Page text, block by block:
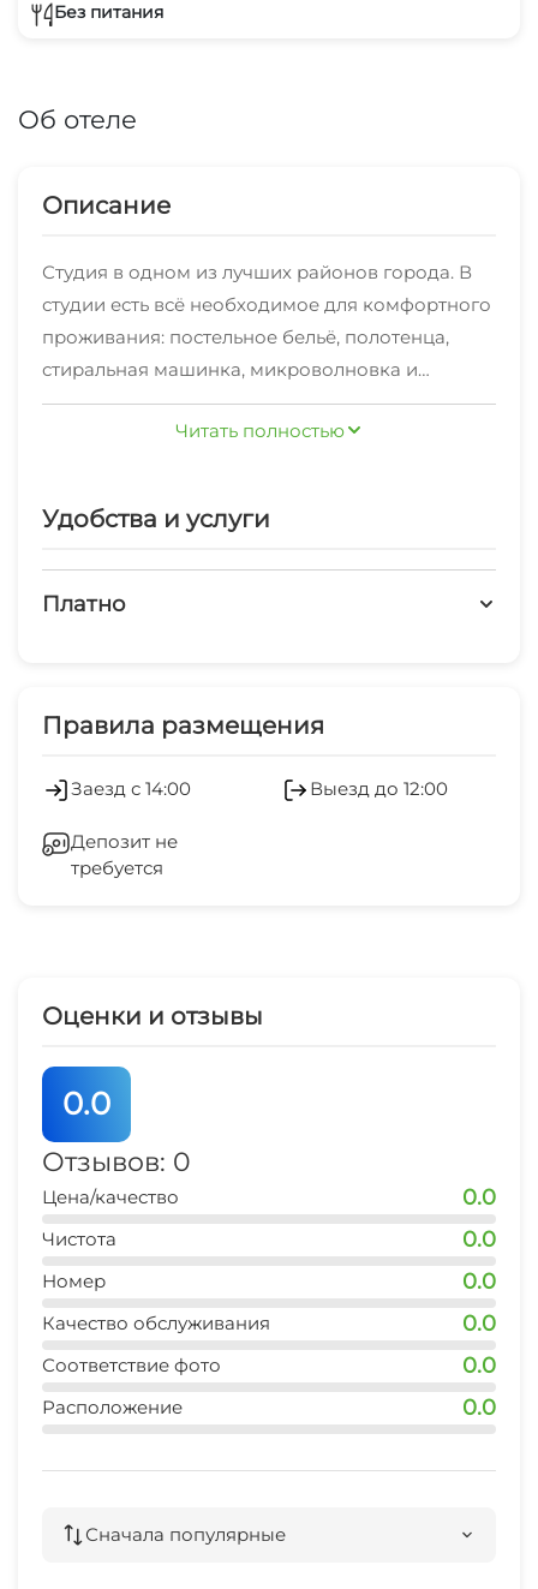
Без питания
Об отеле
Описание
Студия в одном из лучших районов города. В
студии есть всё необходимое для комфортного
проживания: постельное бельё, полотенца,
стиральная машинка, микроволновка и
индивидуальное отопление. Мангальная зона
во дворе. Лицам не достигшим 25-летнего
сдается для празднования дня рождения и
цены увеличены, уточняйте. Есть возможность
отъезд до 12:00
Читать полностью
Удобства и услуги
Платно
Правила размещения
Заезд с 14:00 Выезд до 12:00
Депозит не
требуется
Оценки и отзывы
0.0
Отзывов: 0
Цена/качество 0.0
Чистота 0.0
Номер 0.0
Качество обслуживания 0.0
Соответствие фото 0.0
Расположение 0.0
Сначала популярные